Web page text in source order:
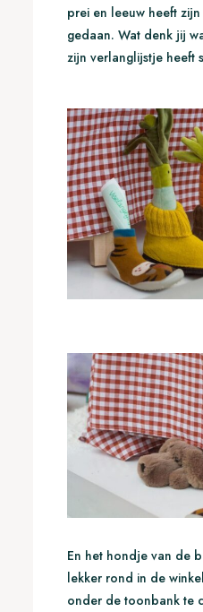
prei en leeuw heeft
gedaan. Wat denk jij
zijn verlanglijstje heeft
En het hondje van de
lekker rond in de
onder de toonbank te